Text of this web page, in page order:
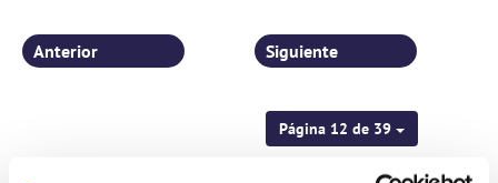
Página 12 de 39
Anterior Siguiente